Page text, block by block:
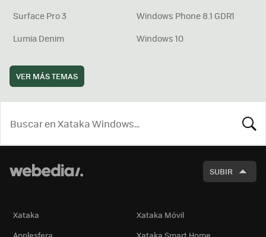
Surface Pro 3
Windows Phone 8.1 GDR1
Lumia Denim
Windows 10
VER MÁS TEMAS
SUBIR
Xataka
Xataka Móvil